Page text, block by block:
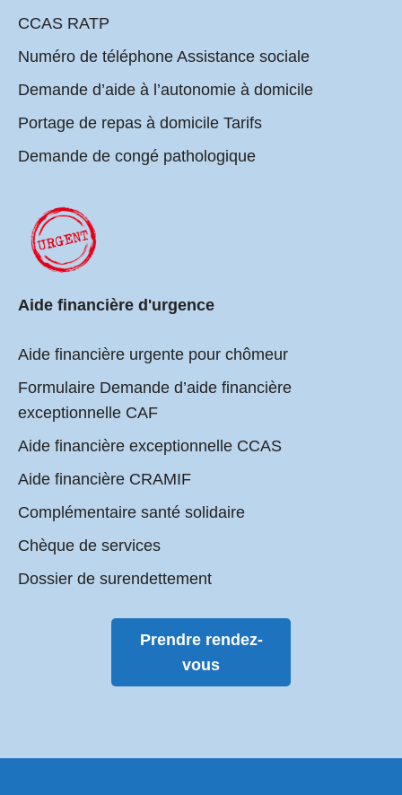
CCAS RATP
Numéro de téléphone Assistance sociale
Demande d’aide à l’autonomie à domicile
Portage de repas à domicile Tarifs
Demande de congé pathologique
Aide financière d'urgence
Aide financière urgente pour chômeur
Formulaire Demande d’aide financière
exceptionnelle CAF
Aide financière exceptionnelle CCAS
Aide financière CRAMIF
Complémentaire santé solidaire
Chèque de services
Dossier de surendettement
Prendre rendez-
vous